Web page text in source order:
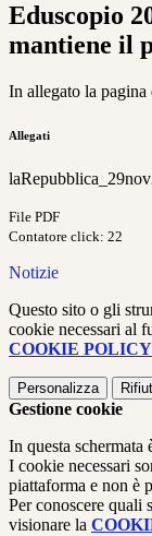
Eduscopio
mantiene il
In allegato la
Allegati
File PDF
Contatore click: 22
Notizie
Questo sito o gli
cookie necessari al
COOKIE POLICY
Personalizza
Gestione cookie
In questa schermata
I cookie necessari
piattaforma e non è
Per conoscere quali
visionare la